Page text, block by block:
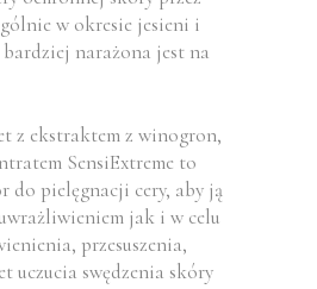
w okresie jesieni i
narażona jest na
z ekstraktem z winogron,
SensiExtreme to
do pielęgnacji cery, aby ją
jak i w celu
przesuszenia,
uczucia swędzenia skóry